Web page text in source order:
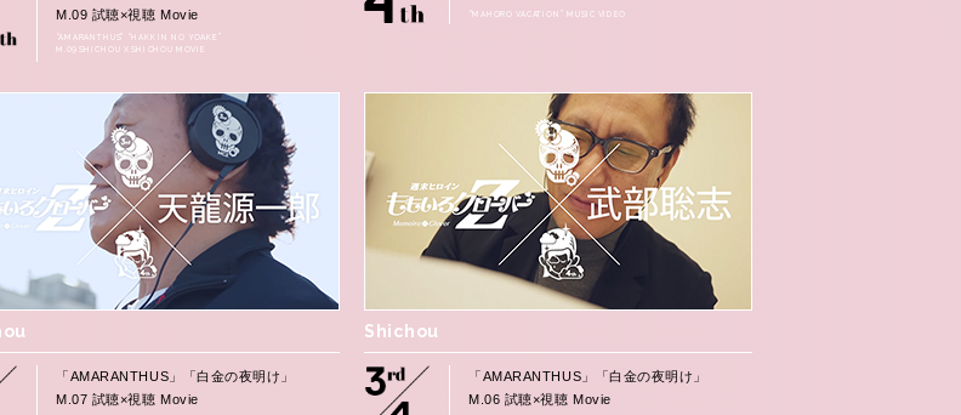
M.09 試聴×視聴 Movie
“AMARANTHUS” “HAKKIN NO YOAKE”
M.09 SHICHOU X SHICHOU MOVIE
“MAHORO VACATION” MUSIC VIDEO
「AMARANTHUS」「白金の夜明け」
M.07 試聴×視聴 Movie
Shichou
「AMARANTHUS」「白金の夜明け」
M.06 試聴×視聴 Movie